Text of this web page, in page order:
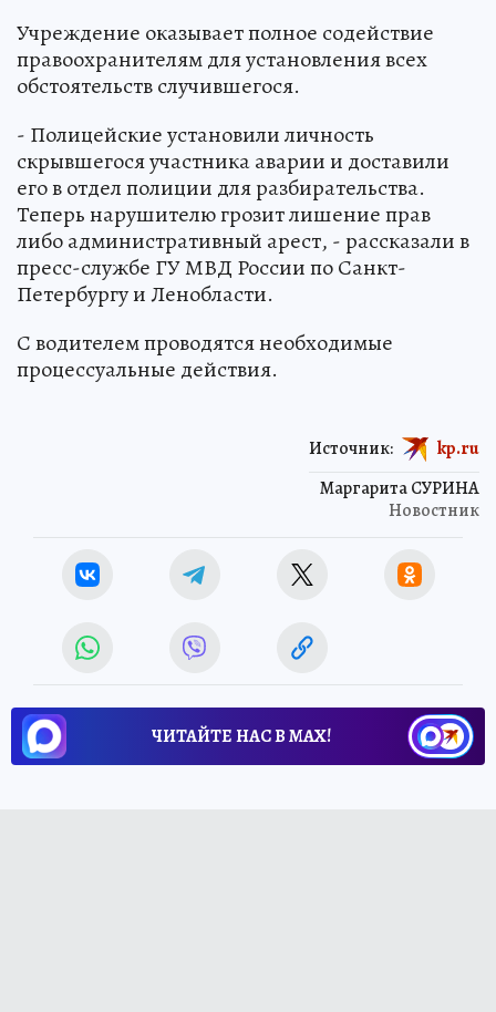
Учреждение оказывает полное содействие
правоохранителям для установления всех
обстоятельств случившегося.
- Полицейские установили личность
скрывшегося участника аварии и доставили
его в отдел полиции для разбирательства.
Теперь нарушителю грозит лишение прав
либо административный арест, - рассказали в
пресс-службе ГУ МВД России по Санкт-
Петербургу и Ленобласти.
С водителем проводятся необходимые
процессуальные действия.
Маргарита СУРИНА
Новостник
Источник: kp.ru
ЧИТАЙТЕ НАС В МАХ!